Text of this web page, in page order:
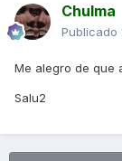
Chulma
Publicado
Me alegro de que
Salu2